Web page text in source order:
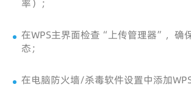
率）；
在WPS主界面检查“上传管理器”，确
态；
在电脑防火墙/杀毒软件设置中添加WPS